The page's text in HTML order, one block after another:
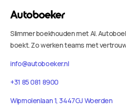
Slimmer boekhouden met AI.
boekt. Zo werken teams met
info@autoboeker.nl
+31 85 081 8900
Wipmolenlaan 1, 3447GJ Woerden